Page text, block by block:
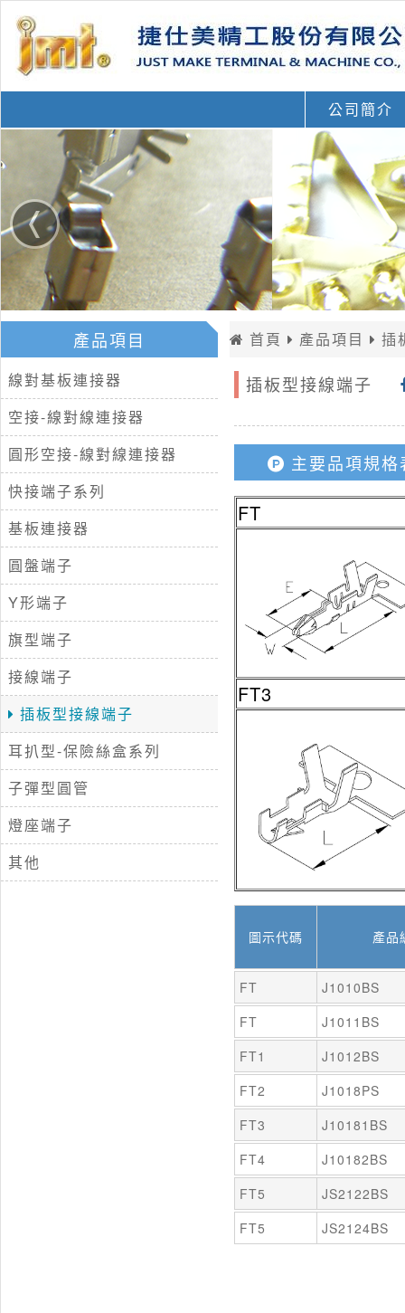
公司簡介
產品項目
線對基板連接器
空接-線對線連接器
圓形空接-線對線連接器
快接端子系列
基板連接器
圓盤端子
Y形端子
旗型端子
接線端子
插板型接線端子
耳扒型-保險絲盒系列
子彈型圓管
燈座端子
其他
首頁 產品項目 插
插板型接線端子
主要品項規格
FT
FT3
圖示代碼 產品
FT
J1010BS
FT
J1011BS
FT1
J1012BS
FT2
J1018PS
FT3
J10181BS
FT4
J10182BS
FT5
JS2122BS
FT5
JS2124BS